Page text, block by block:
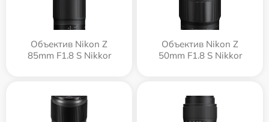
Объектив Nikon Z
85mm F1.8 S Nikkor
Объектив Nikon Z
50mm F1.8 S Nikkor